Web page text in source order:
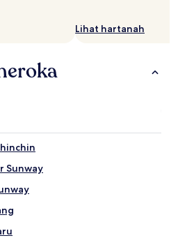
Lihat hartanah
Sunway